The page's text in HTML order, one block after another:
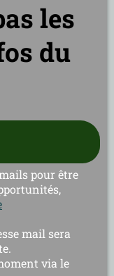
les
du
pour être
mail sera
via le